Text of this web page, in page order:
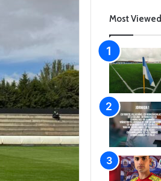
Most Viewed